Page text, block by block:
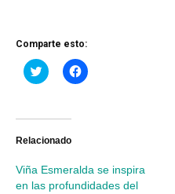
Comparte esto:
Haz
clic
Twitter
abre
ventana
nueva)
Haz
clic
ventana
nueva)
Relacionado
Viña Esmeralda se inspira
en las profundidades del